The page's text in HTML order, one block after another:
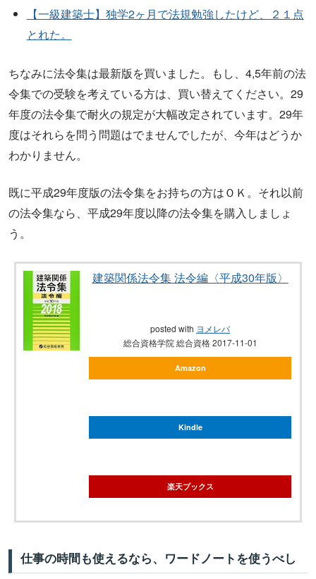
【一級建築士】独学2ヶ月で法規勉強したけど、２１点
とれた。
ちなみに法令集は最新版を買いました。もし、4,5年前の法
令集での受験を考えている方は、買い替えてください。29
年度の法令集で耐火の規定が大幅改定されています。29年
度はそれらを問う問題はでませんでしたが、今年はどうか
わかりません。
既に平成29年度版の法令集をお持ちの方はＯＫ。それ以前
の法令集なら、平成29年度以降の法令集を購入しましょ
う。
建築関係法令集 法令編〈平成30年版〉
posted with ヨメレバ
総合資格学院 総合資格 2017-11-01
Amazon
Kindle
楽天ブックス
仕事の時間も使えるなら、ワードノートを使うべし